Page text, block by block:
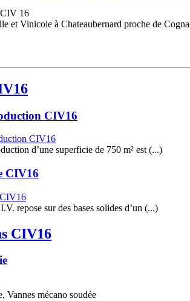
CIV 16
et Vinicole à Chateaubernard proche de
CIV16
d’une superficie de 750 m² est (...)
CIV16
repose sur des bases solides d’un (...)
CIV16
Vannes mécano soudée